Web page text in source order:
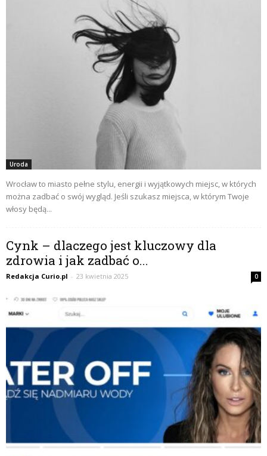
Uroda
Wrocław to miasto pełne stylu, energii i wyjątkowych miejsc, w których
można zadbać o swój wygląd. Jeśli szukasz miejsca, w którym Twoje
włosy będą...
Cynk – dlaczego jest kluczowy dla
zdrowia i jak zadbać o...
Redakcja Curio.pl - 23 kwietnia 2025 0